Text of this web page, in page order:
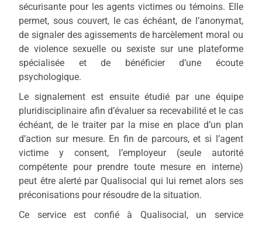
sécurisante pour les agents victimes ou témoins. Elle
permet, sous couvert, le cas échéant, de l’anonymat,
de signaler des agissements de harcèlement moral ou
de violence sexuelle ou sexiste sur une plateforme
spécialisée et de bénéficier d’une écoute
psychologique.
Le signalement est ensuite étudié par une équipe
pluridisciplinaire afin d’évaluer sa recevabilité et le cas
échéant, de le traiter par la mise en place d’un plan
d’action sur mesure. En fin de parcours, et si l’agent
victime y consent, l’employeur (seule autorité
compétente pour prendre toute mesure en interne)
peut être alerté par Qualisocial qui lui remet alors ses
préconisations pour résoudre de la situation.
Ce service est confié à Qualisocial, un service